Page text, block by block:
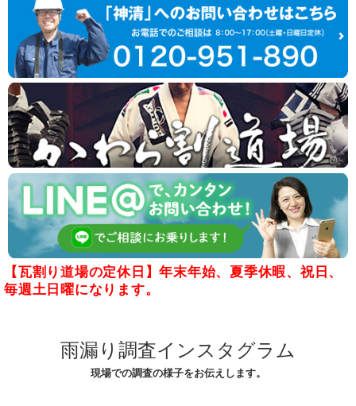
【瓦割り道場の定休日】年末年始、夏季休暇、祝日、
毎週土日曜になります。
雨漏り調査インスタグラム
現場での調査の様子をお伝えします。